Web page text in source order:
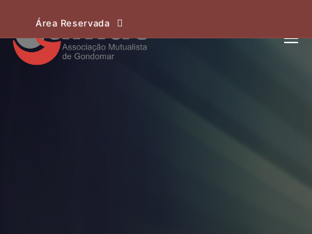
Área Reservada